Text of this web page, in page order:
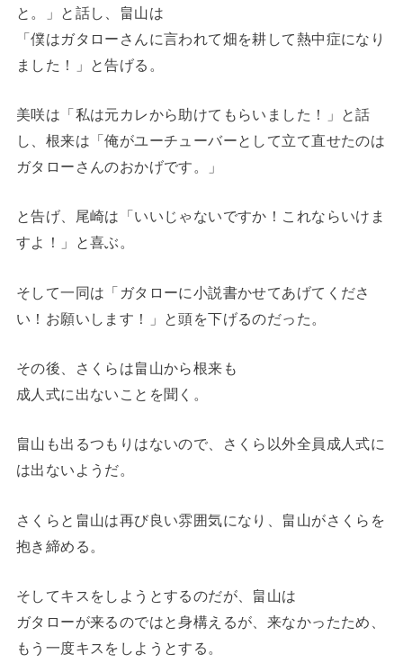
と。」と話し、畠山は
「僕はガタローさんに言われて畑を耕して熱中症になり
ました！」と告げる。
美咲は「私は元カレから助けてもらいました！」と話
し、根来は「俺がユーチューバーとして立て直せたのは
ガタローさんのおかげです。」
と告げ、尾崎は「いいじゃないですか！これならいけま
すよ！」と喜ぶ。
そして一同は「ガタローに小説書かせてあげてくださ
い！お願いします！」と頭を下げるのだった。
その後、さくらは畠山から根来も
成人式に出ないことを聞く。
畠山も出るつもりはないので、さくら以外全員成人式に
は出ないようだ。
さくらと畠山は再び良い雰囲気になり、畠山がさくらを
抱き締める。
そしてキスをしようとするのだが、畠山は
ガタローが来るのではと身構えるが、来なかったため、
もう一度キスをしようとする。